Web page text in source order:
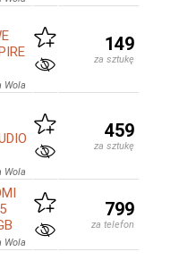
Wola
149
za sztukę
Wola
459
za sztukę
Wola
799
za telefon